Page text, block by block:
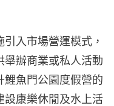
入市場營運模式，
舉辦商業或私人活動
鯉魚門公園度假營的
設康樂休閒及水上活